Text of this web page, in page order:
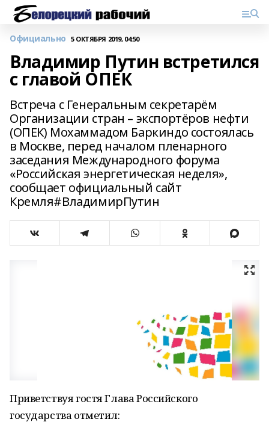
Официально 5 ОКТЯБРЯ 2019, 04:50
Владимир Путин встретился
с главой ОПЕК
Встреча с Генеральным секретарём
Организации стран – экспортёров нефти
(ОПЕК) Мохаммадом Баркиндо состоялась
в Москве, перед началом пленарного
заседания Международного форума
«Российская энергетическая неделя»,
сообщает официальный сайт
Кремля#ВладимирПутин
Приветствуя гостя Глава Российского
государства отметил: